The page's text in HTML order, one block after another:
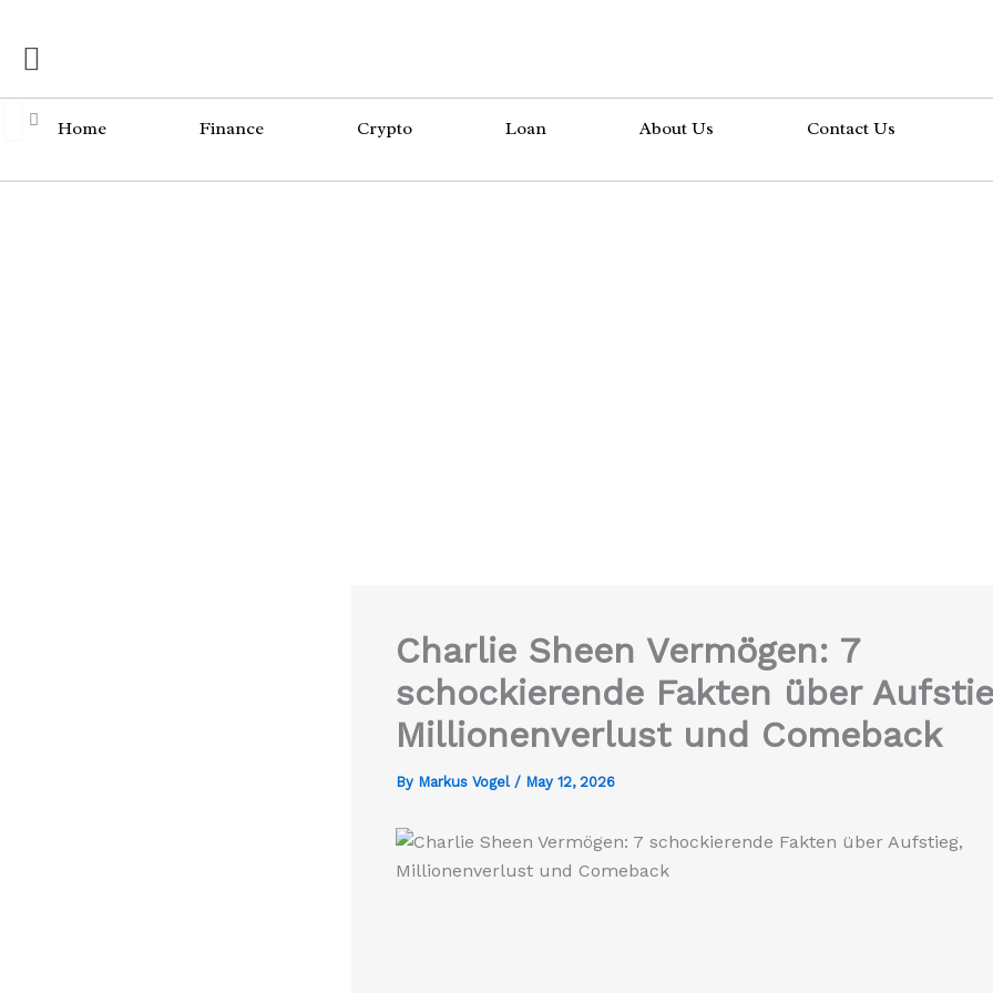
content
Menü
Home Finance Crypto Loan About Us Contact Us
Charlie Sheen Vermögen: 7
schockierende Fakten über
Millionenverlust und Comeback
By Markus Vogel / May 12, 2026